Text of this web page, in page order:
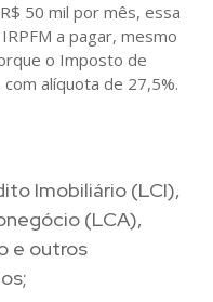
50 mil por mês, essa
a pagar, mesmo
o Imposto de
alíquota de 27,5%.
Imobiliário (LCI),
(LCA),
e outros